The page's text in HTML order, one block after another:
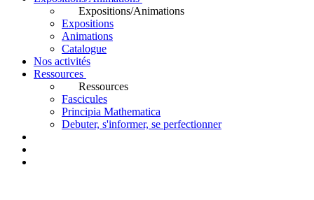
Expositions/Animations
Expositions
Animations
Catalogue
Nos activités
Ressources
Ressources
Fascicules
Principia Mathematica
Debuter, s'informer, se perfectionner